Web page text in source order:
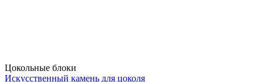
Цокольные блоки
Искусственный камень для цоколя